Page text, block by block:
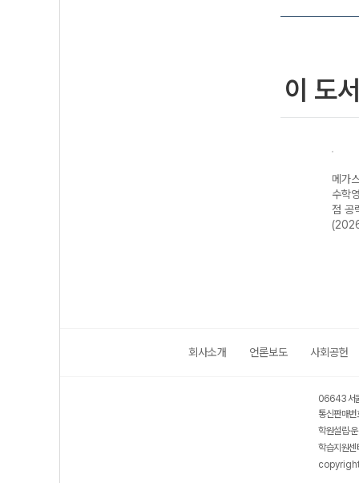
이 도
메가
수학
점 공
회사소개 언론보도 사회공헌
06643 서
통신판매
학원설립·
학습지원